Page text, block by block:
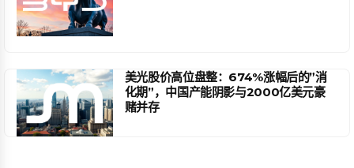
美光股价高位盘整：674%涨幅后的”消
化期”，中国产能阴影与2000亿美元豪
赌并存